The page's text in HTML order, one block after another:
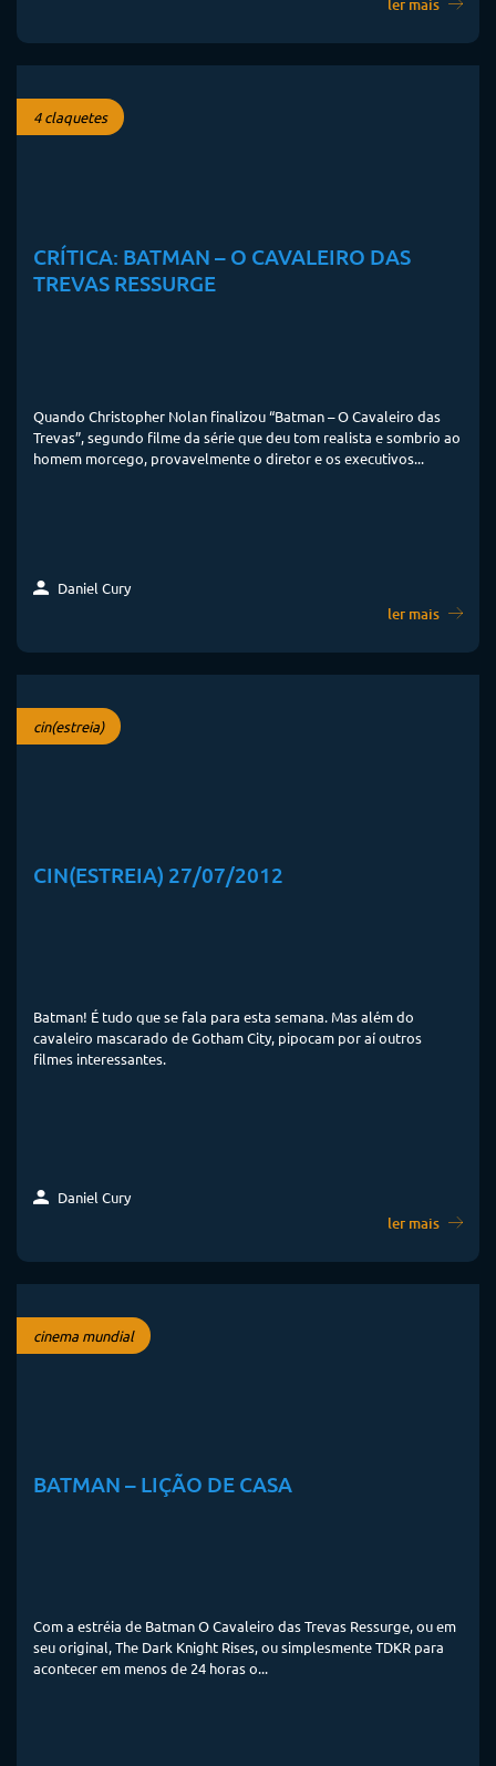
ler mais
4 claquetes
CRÍTICA: BATMAN – O CAVALEIRO DAS
TREVAS RESSURGE
Quando Christopher Nolan finalizou “Batman – O Cavaleiro das
Trevas”, segundo filme da série que deu tom realista e sombrio ao
homem morcego, provavelmente o diretor e os executivos...
Daniel Cury
ler mais
cin(estreia)
CIN(ESTREIA) 27/07/2012
Batman! É tudo que se fala para esta semana. Mas além do
cavaleiro mascarado de Gotham City, pipocam por aí outros
filmes interessantes.
Daniel Cury
ler mais
cinema mundial
BATMAN – LIÇÃO DE CASA
Com a estréia de Batman O Cavaleiro das Trevas Ressurge, ou em
seu original, The Dark Knight Rises, ou simplesmente TDKR para
acontecer em menos de 24 horas o...